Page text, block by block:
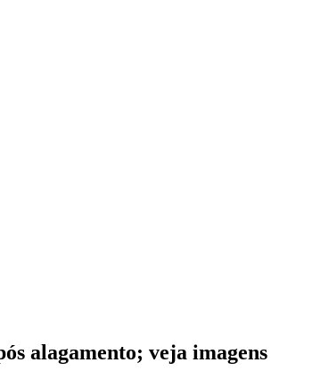
alagamento; veja imagens